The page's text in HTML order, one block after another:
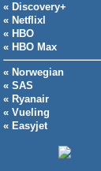
« Discovery+
« Netflixl
« HBO
« HBO Max
« Norwegian
« SAS
« Ryanair
« Vueling
« Easyjet